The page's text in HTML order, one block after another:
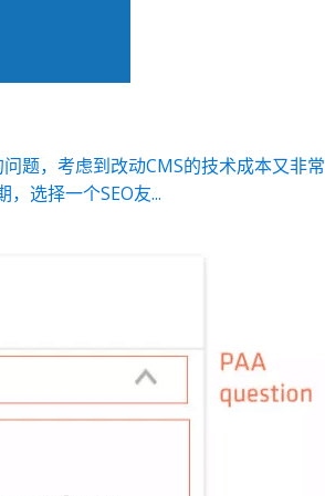
题，考虑到改动CMS的技术成本又非常
选择一个SEO友...